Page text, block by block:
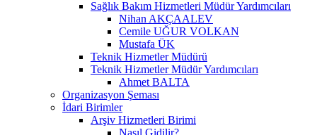
Sağlık Bakım Hizmetleri Müdür Yardımcıları
Nihan AKÇAALEV
Cemile UĞUR VOLKAN
Mustafa ÜK
Teknik Hizmetler Müdürü
Teknik Hizmetler Müdür Yardımcıları
Ahmet BALTA
Organizasyon Şeması
İdari Birimler
Arşiv Hizmetleri Birimi
Nasıl Gidilir?